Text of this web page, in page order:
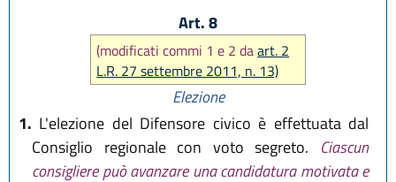
Art. 8
(modificati commi 1 e 2 daart. 2
L.R. 27 settembre 2011, n. 13)
Elezione
1. L'elezione del Difensore civico è effettuata dal
Consiglio regionale con voto segreto. Ciascun
consigliere può avanzare una candidatura motivata e